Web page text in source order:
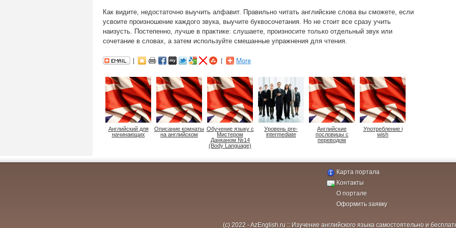
Как видите, недостаточно выучить алфавит. Правильно читать английские слова вы сможете, если
усвоите произношение каждого звука, выучите буквосочетания. Но не стоит все сразу учить
наизусть. Постепенно, лучше в практике: слушаете, произносите только отдельный звук или
сочетание в словах, а затем используйте смешанные упражнения для чтения.
Английский для
начинающих
Описание комнаты
на английском
Обучение языку с
Мистером
Данканом №14
(Body Language)
Уровень pre-
intermediate
Английские
пословицы с
переводом
Употребление i
wish
Карта портала
Контакты
О портале
Оформить заявку
(c) 2022 - AzEnglish.ru :: Изучение английского языка самостоятельно и